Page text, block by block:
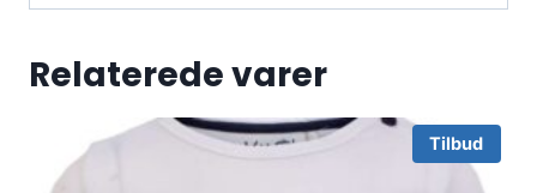
Relaterede varer
Tilbud